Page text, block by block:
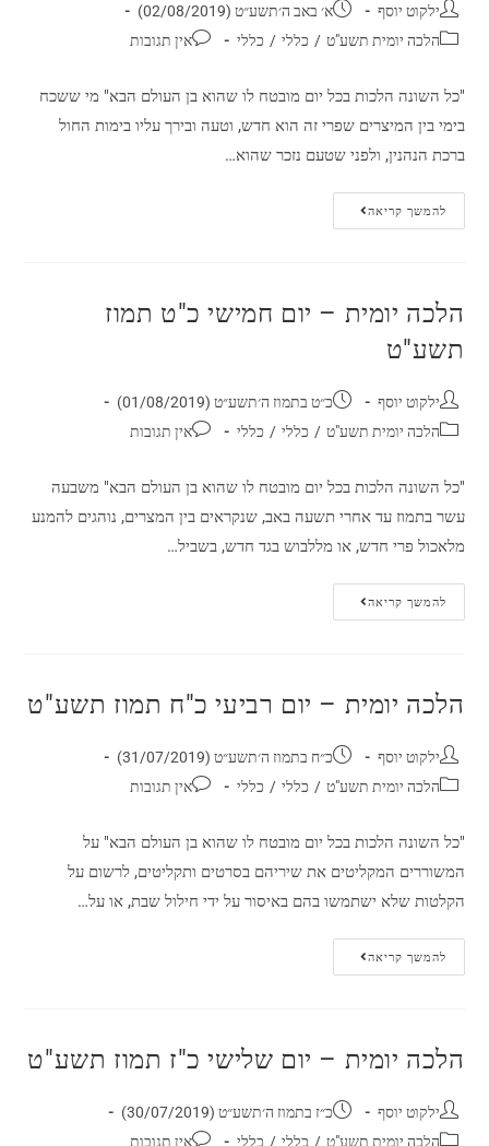
ילקוט יוסף
א׳ באב ה׳תשע״ט (02/08/2019)
הלכה יומית תשע"ט / כללי / כללי אין תגובות
"כל השונה הלכות בכל יום מובטח לו שהוא בן העולם הבא" מי ששכח
בימי בין המיצרים שפרי זה הוא חדש, וטעה ובירך עליו בימות החול
ברכת הנהנין, ולפני שטעם נזכר שהוא…
להמשך קריאה
הלכה יומית – יום חמישי כ"ט תמוז
תשע"ט
ילקוט יוסף
כ״ט בתמוז ה׳תשע״ט (01/08/2019)
הלכה יומית תשע"ט / כללי / כללי אין תגובות
"כל השונה הלכות בכל יום מובטח לו שהוא בן העולם הבא" משבעה
עשר בתמוז עד אחרי תשעה באב, שנקראים בין המצרים, נוהגים להמנע
מלאכול פרי חדש, או מללבוש בגד חדש, בשביל…
להמשך קריאה
הלכה יומית – יום רביעי כ"ח תמוז תשע"ט
ילקוט יוסף
כ״ח בתמוז ה׳תשע״ט (31/07/2019)
הלכה יומית תשע"ט / כללי / כללי אין תגובות
"כל השונה הלכות בכל יום מובטח לו שהוא בן העולם הבא" על
המשוררים המקליטים את שיריהם בסרטים ותקליטים, לרשום על
הקלטות שלא ישתמשו בהם באיסור על ידי חילול שבת, או על…
להמשך קריאה
הלכה יומית – יום שלישי כ"ז תמוז תשע"ט
ילקוט יוסף
כ״ז בתמוז ה׳תשע״ט (30/07/2019)
הלכה יומית תשע"ט / כללי / כללי אין תגובות